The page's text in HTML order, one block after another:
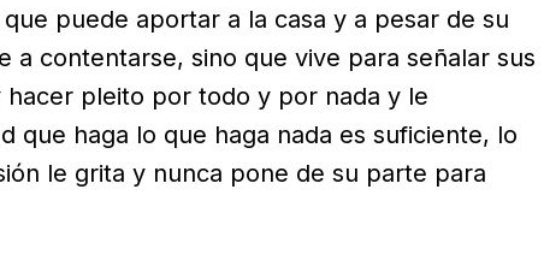
puede aportar a la casa y a pesar de su
a contentarse, sino que vive para señalar sus
pleito por todo y por nada y le
que haga lo que haga nada es suficiente, lo
le grita y nunca pone de su parte para